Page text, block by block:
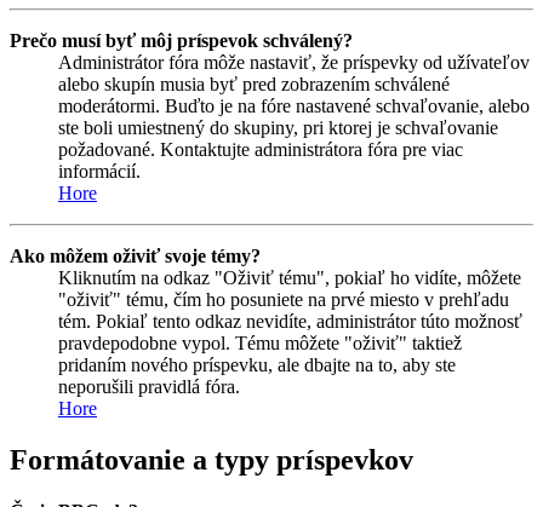
Prečo musí byť môj príspevok schválený?
Administrátor fóra môže nastaviť, že príspevky od užívateľov
alebo skupín musia byť pred zobrazením schválené
moderátormi. Buďto je na fóre nastavené schvaľovanie, alebo
ste boli umiestnený do skupiny, pri ktorej je schvaľovanie
požadované. Kontaktujte administrátora fóra pre viac
informácií.
Hore
Ako môžem oživiť svoje témy?
Kliknutím na odkaz "Oživiť tému", pokiaľ ho vidíte, môžete
"oživiť" tému, čím ho posuniete na prvé miesto v prehľadu
tém. Pokiaľ tento odkaz nevidíte, administrátor túto možnosť
pravdepodobne vypol. Tému môžete "oživiť" taktiež
pridaním nového príspevku, ale dbajte na to, aby ste
neporušili pravidlá fóra.
Hore
Formátovanie a typy príspevkov